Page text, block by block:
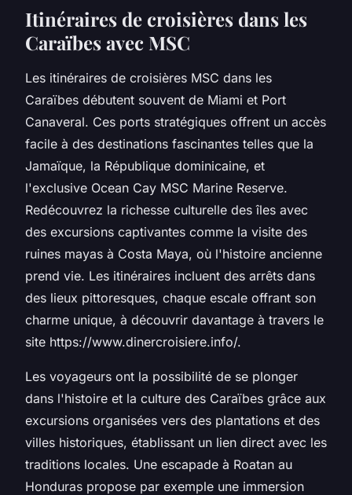
Itinéraires de croisières dans les
Caraïbes avec MSC
Les itinéraires de croisières MSC dans les
Caraïbes débutent souvent de Miami et Port
Canaveral. Ces ports stratégiques offrent un accès
facile à des destinations fascinantes telles que la
Jamaïque, la République dominicaine, et
l'exclusive Ocean Cay MSC Marine Reserve.
Redécouvrez la richesse culturelle des îles avec
des excursions captivantes comme la visite des
ruines mayas à Costa Maya, où l'histoire ancienne
prend vie. Les itinéraires incluent des arrêts dans
des lieux pittoresques, chaque escale offrant son
charme unique, à découvrir davantage à travers le
site https://www.dinercroisiere.info/.
Les voyageurs ont la possibilité de se plonger
dans l'histoire et la culture des Caraïbes grâce aux
excursions organisées vers des plantations et des
villes historiques, établissant un lien direct avec les
traditions locales. Une escapade à Roatan au
Honduras propose par exemple une immersion